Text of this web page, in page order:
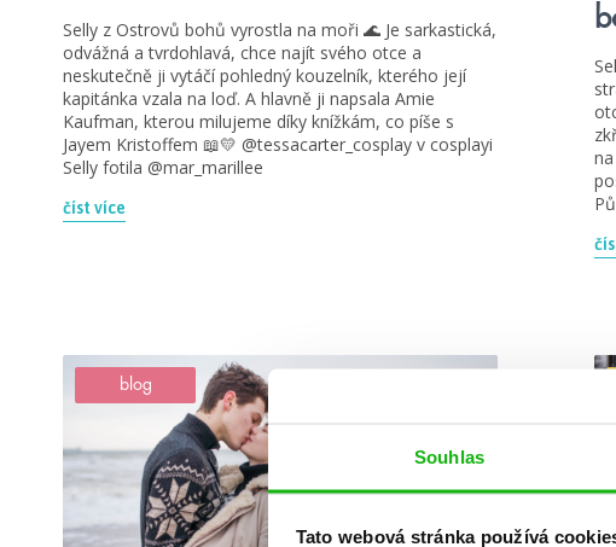
Souhlas
Tato webová stránka používá
Selly z Ostrovů bohů vyrostla na moři 🌊 Je sarkastická,
odvážná a tvrdohlavá, chce najít svého otce a
neskutečně ji vytáčí pohledný kouzelník, kterého její
kapitánka vzala na loď. A hlavně ji napsala Amie
Kaufman, kterou milujeme díky knížkám, co píše s
Jayem Kristoffem 📖💛 @tessacarter_cosplay v cosplayi
Selly fotila @mar_marillee
číst více
blog